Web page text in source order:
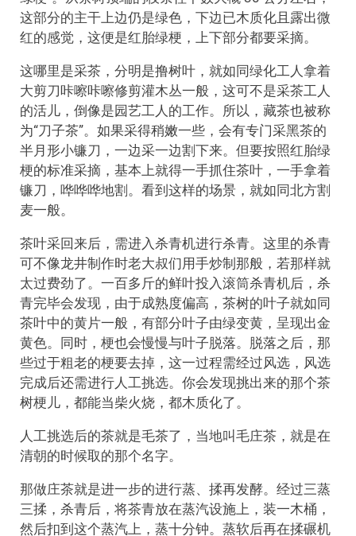
这部分的主干上边仍是绿色，下边已木质化且露出微
红的感觉，这便是红胎绿梗，上下部分都要采摘。
这哪里是采茶，分明是撸树叶，就如同绿化工人拿着
大剪刀咔嚓咔嚓修剪灌木丛一般，这可不是采茶工人
的活儿，倒像是园艺工人的工作。所以，藏茶也被称
为“刀子茶”。如果采得稍嫩一些，会有专门采黑茶的
半月形小镰刀，一边采一边割下来。但要按照红胎绿
梗的标准采摘，基本上就得一手抓住茶叶，一手拿着
镰刀，哗哗哗地割。看到这样的场景，就如同北方割
麦一般。
茶叶采回来后，需进入杀青机进行杀青。这里的杀青
可不像龙井制作时老大叔们用手炒制那般，若那样就
太过费劲了。一百多斤的鲜叶投入滚筒杀青机后，杀
青完毕会发现，由于成熟度偏高，茶树的叶子就如同
茶叶中的黄片一般，有部分叶子由绿变黄，呈现出金
黄色。同时，梗也会慢慢与叶子脱落。脱落之后，那
些过于粗老的梗要去掉，这一过程需经过风选，风选
完成后还需进行人工挑选。你会发现挑出来的那个茶
树梗儿，都能当柴火烧，都木质化了。
人工挑选后的茶就是毛茶了，当地叫毛庄茶，就是在
清朝的时候取的那个名字。
那做庄茶就是进一步的进行蒸、揉再发酵。经过三蒸
三揉，杀青后，将茶青放在蒸汽设施上，装一木桶，
然后扣到这个蒸汽上，蒸十分钟。蒸软后再在揉碾机